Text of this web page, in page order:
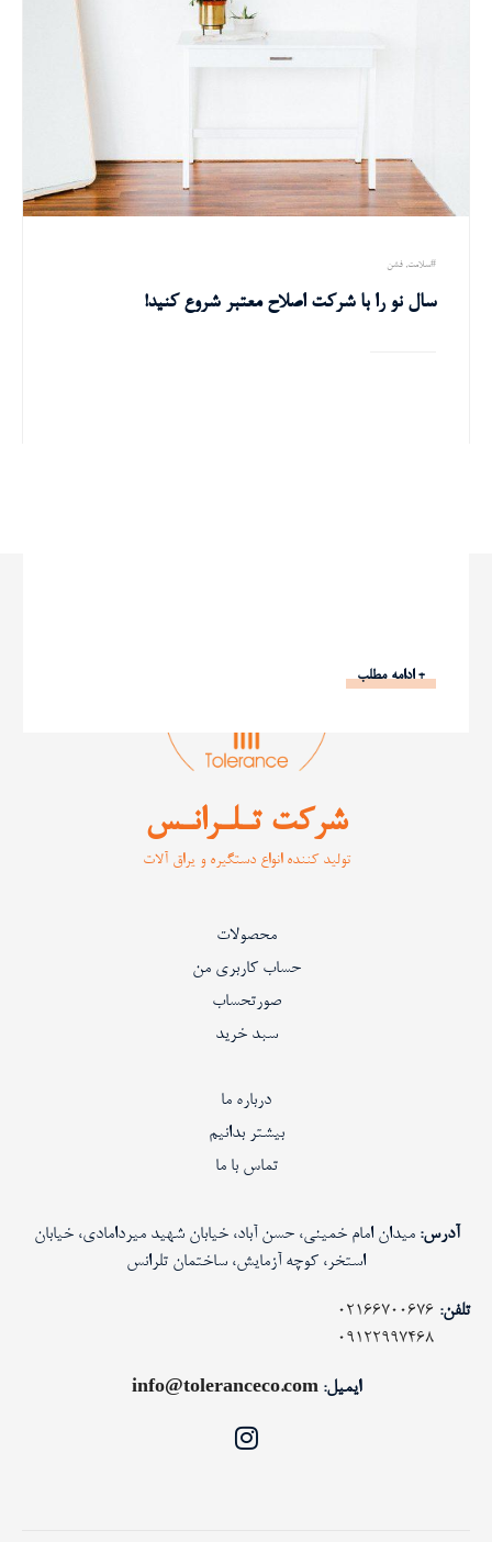
سلامت فشن
سال نو را با شرکت اصلاح معتبر شروع کنید!
+ ادامه مطلب
شرکت تـلـرانـس
تولید کننده انواع دستگیره و یراق آلات
محصولات
حساب کاربری من
صورتحساب
سبد خرید
درباره ما
بیشتر بدانیم
تماس با ما
آدرس: میدان امام خمینی، حسن آباد، خیابان شهید میردامادی، خیابان
استخر، کوچه آزمایش، ساختمان تلرانس
تلفن: 02166700676
09122997468
ایمیل:info@toleranceco.com